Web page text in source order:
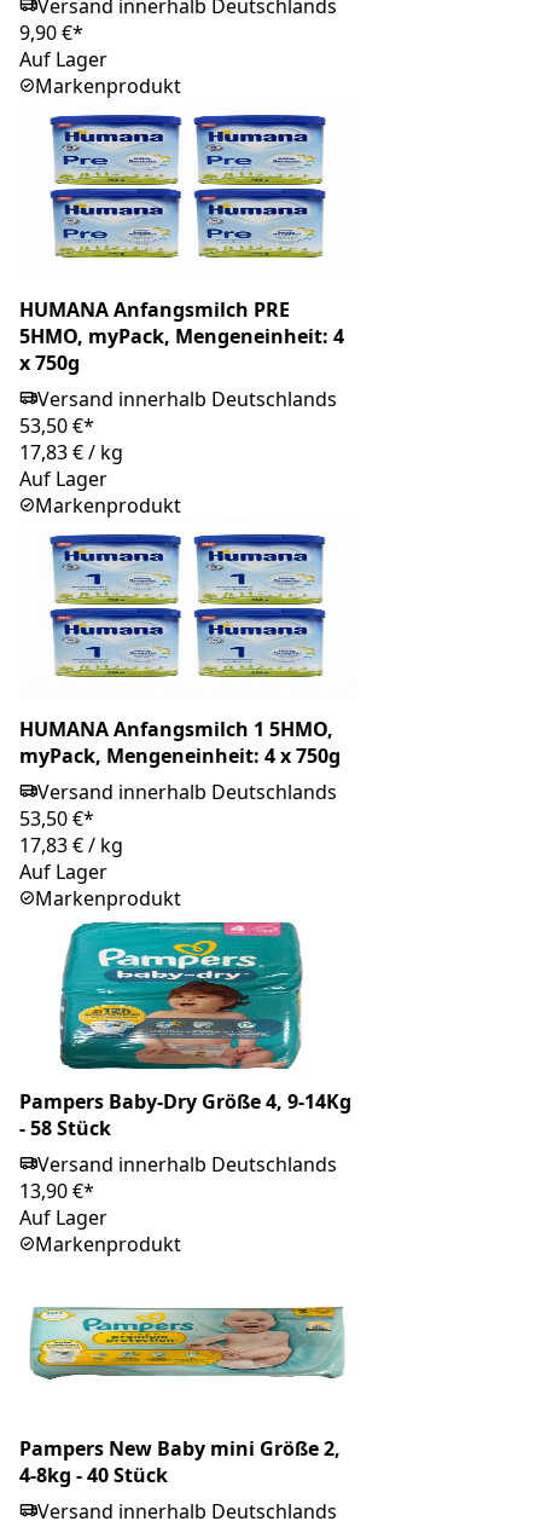
Versand innerhalb Deutschlands
9,90 €*
Auf Lager
Markenprodukt
HUMANA Anfangsmilch PRE
5HMO, myPack, Mengeneinheit: 4
x 750g
Versand innerhalb Deutschlands
53,50 €*
17,83 €/ kg
Auf Lager
Markenprodukt
HUMANA Anfangsmilch 1 5HMO,
myPack, Mengeneinheit: 4 x 750g
Versand innerhalb Deutschlands
53,50 €*
17,83 €/ kg
Auf Lager
Markenprodukt
Pampers Baby-Dry Größe 4, 9-14Kg
- 58 Stück
Versand innerhalb Deutschlands
13,90 €*
Auf Lager
Markenprodukt
Pampers New Baby mini Größe 2,
4-8kg - 40 Stück
Versand innerhalb Deutschlands